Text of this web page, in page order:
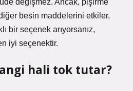
değişmez. Ancak, pişirme
besin maddelerini etkiler,
bir seçenek arıyorsanız,
iyi seçenektir.
hali tok tutar?